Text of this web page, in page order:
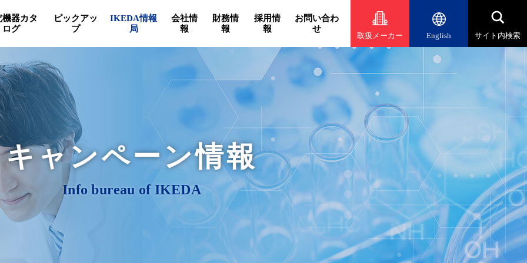
機器カタ
ログ
ピックアッ
プ
IKEDA情報
局
会社情
報
財務情
報
採用情
報
お問い合わ
せ
取扱メーカー English サイト内検索
キャンペーン情報